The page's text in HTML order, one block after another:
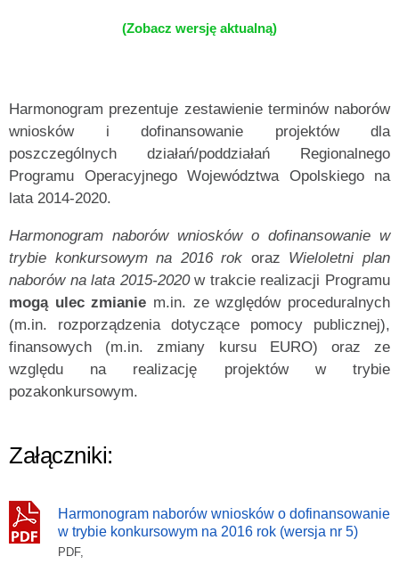
(Zobacz wersję aktualną)
Harmonogram prezentuje zestawienie terminów naborów
wniosków i dofinansowanie projektów dla
poszczególnych działań/poddziałań Regionalnego
Programu Operacyjnego Województwa Opolskiego na
lata 2014-2020.
Harmonogram naborów wniosków o dofinansowanie w
trybie konkursowym na 2016 rok oraz Wieloletni plan
naborów na lata 2015-2020w trakcie realizacji Programu
mogą ulec zmianie m.in. ze względów proceduralnych
(m.in. rozporządzenia dotyczące pomocy publicznej),
finansowych (m.in. zmiany kursu EURO) oraz ze
względu na realizację projektów w trybie
pozakonkursowym.
Załączniki:
Harmonogram naborów wniosków o dofinansowanie
w trybie konkursowym na 2016 rok (wersja nr 5)
PDF,